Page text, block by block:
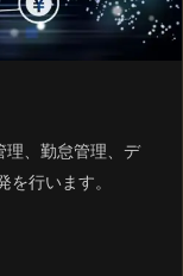
理、勤怠管理、デ
行います。